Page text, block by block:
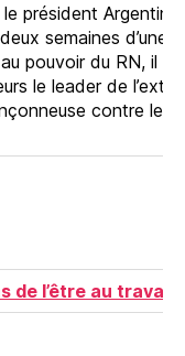
président Argentin
semaines d’une
pouvoir du RN, il
le leader de
contre les
de l’être au travail